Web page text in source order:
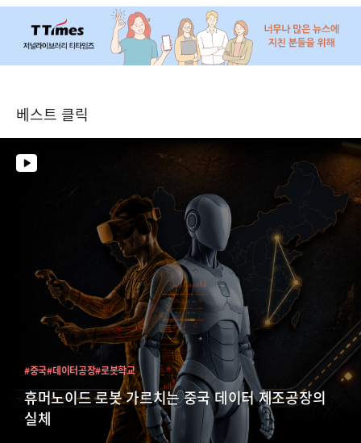
베스트 클릭
휴머노이드 로봇 가르치는 중국 데이터 제조공장의
실체
#중국#데이터공장#로봇학교